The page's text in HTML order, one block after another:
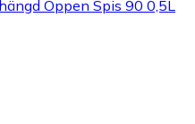
Öppen Spis 90 0,5L